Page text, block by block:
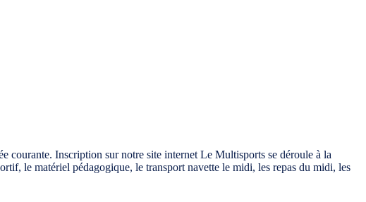
courante. Inscription sur notre site internet Le Multisports se déroule à la
le matériel pédagogique, le transport navette le midi, les repas du midi, les